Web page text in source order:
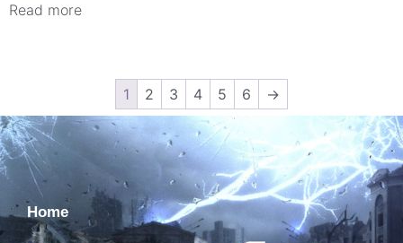
Read more
1 2 3 4 5 6 →
Home